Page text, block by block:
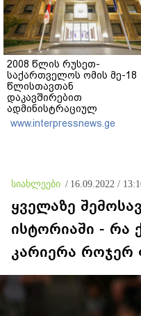
2008 წლის რუსეთ-
საქართველოს ომის მე-18
წლისთავთან
დაკავშირებით
ადმინისტრაციულ
შენობებზე სახელმწიფო
დროშები დაეშვა
www.interpressnews.ge
სიახლეები / 16.09.2022 /
ყველაზე
ისტორიაში - რა
კარიერა როჯერ